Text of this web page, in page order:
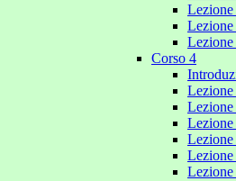
Lezione
Lezione
Lezione
Corso 4
Lezione
Lezione
Lezione
Lezione
Lezione
Lezione